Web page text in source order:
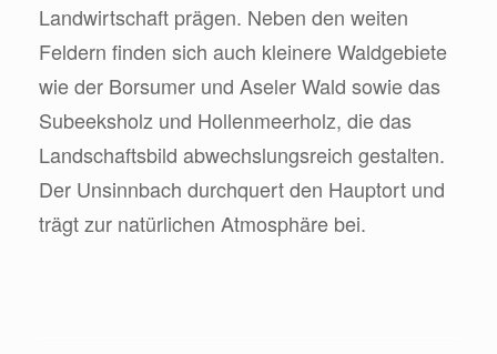
Landwirtschaft prägen. Neben den weiten
Feldern finden sich auch kleinere Waldgebiete
wie der Borsumer und Aseler Wald sowie das
Subeeksholz und Hollenmeerholz, die das
Landschaftsbild abwechslungsreich gestalten.
Der Unsinnbach durchquert den Hauptort und
trägt zur natürlichen Atmosphäre bei.